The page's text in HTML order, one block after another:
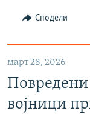
Сподели
март 28, 2026
војници